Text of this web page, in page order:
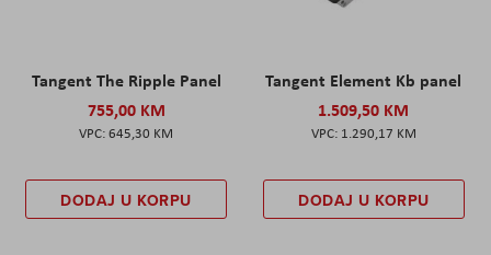
Tangent The Ripple Panel
755,00 KM
645,30 KM
DODAJ U KORPU
Tangent Element Kb panel
1.509,50 KM
1.290,17 KM
DODAJ U KORPU